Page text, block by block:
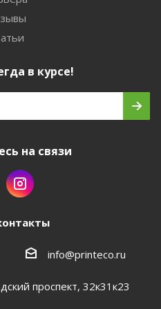
в курсе!
на связи
info@printeco.ru
проспект, 32к31к23